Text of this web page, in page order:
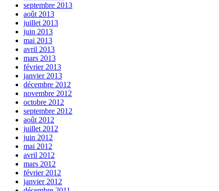
septembre 2013
août 2013
juillet 2013
juin 2013
mai 2013
avril 2013
mars 2013
février 2013
janvier 2013
décembre 2012
novembre 2012
octobre 2012
septembre 2012
août 2012
juillet 2012
juin 2012
mai 2012
avril 2012
mars 2012
février 2012
janvier 2012